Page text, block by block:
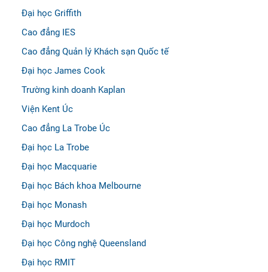
Đại học Griffith
Cao đẳng IES
Cao đẳng Quản lý Khách sạn Quốc tế
Đại học James Cook
Trường kinh doanh Kaplan
Viện Kent Úc
Cao đẳng La Trobe Úc
Đại học La Trobe
Đại học Macquarie
Đại học Bách khoa Melbourne
Đại học Monash
Đại học Murdoch
Đại học Công nghệ Queensland
Đại học RMIT